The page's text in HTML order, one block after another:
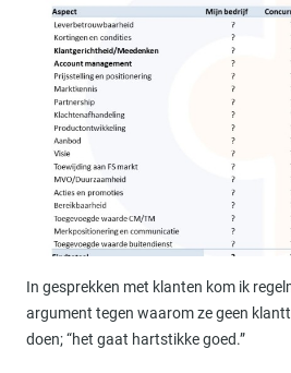
In gesprekken met klanten kom ik
argument tegen waarom ze geen
doen; “het gaat hartstikke goed.”